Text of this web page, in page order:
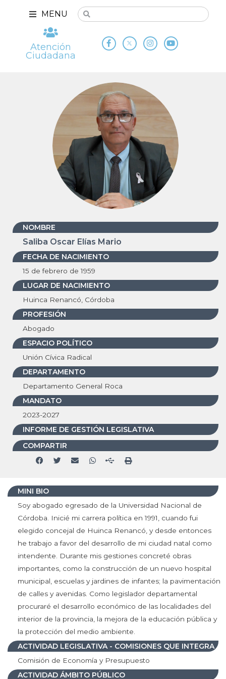
MENU
Atención
Ciudadana
NOMBRE
Saliba Oscar Elías Mario
FECHA DE NACIMIENTO
15 de febrero de 1959
LUGAR DE NACIMIENTO
Huinca Renancó, Córdoba
PROFESIÓN
Abogado
ESPACIO POLÍTICO
Unión Cívica Radical
DEPARTAMENTO
Departamento General Roca
MANDATO
2023-2027
INFORME DE GESTIÓN LEGISLATIVA
COMPARTIR
MINI BIO
Soy abogado egresado de la Universidad Nacional de
Córdoba. Inicié mi carrera política en 1991, cuando fui
elegido concejal de Huinca Renancó, y desde entonces
he trabajo a favor del desarrollo de mi ciudad natal como
intendente. Durante mis gestiones concreté obras
importantes, como la construcción de un nuevo hospital
municipal, escuelas y jardines de infantes; la pavimentación
de calles y avenidas. Como legislador departamental
procuraré el desarrollo económico de las localidades del
interior de la provincia, la mejora de la educación pública y
la protección del medio ambiente.
ACTIVIDAD LEGISLATIVA - COMISIONES QUE INTEGRA
Comisión de Economía y Presupuesto
ACTIVIDAD ÁMBITO PÚBLICO